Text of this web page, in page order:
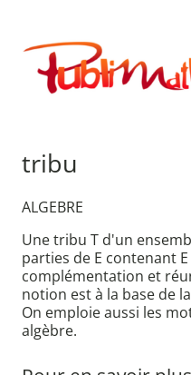
contenu
Publimath
tribu
ALGEBRE
Une tribu T d'un
parties de E contenant
complémentation et
notion est à la base de
On emploie aussi les
algèbre.